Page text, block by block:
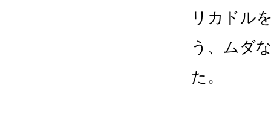
リカドル
う、ムダ
た。